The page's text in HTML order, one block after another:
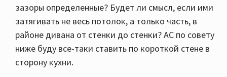
зазоры определенные? Будет ли смысл, если ими
затягивать не весь потолок, а только часть, в
районе дивана от стенки до стенки? АС по совету
ниже буду все-таки ставить по короткой стене в
сторону кухни.